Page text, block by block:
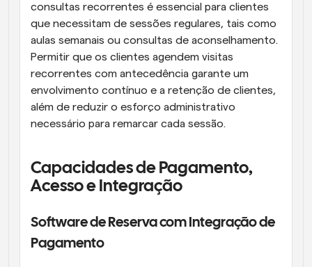
consultas recorrentes é essencial para clientes
que necessitam de sessões regulares, tais como
aulas semanais ou consultas de aconselhamento.
Permitir que os clientes agendem visitas
recorrentes com antecedência garante um
envolvimento contínuo e a retenção de clientes,
além de reduzir o esforço administrativo
necessário para remarcar cada sessão.
Capacidades de Pagamento,
Acesso e Integração
Software de Reserva com Integração de
Pagamento